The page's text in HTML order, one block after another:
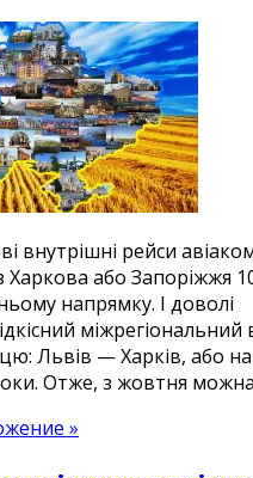
Нові
і
дешеві:
авіаквитки
Львів
—
Харків
1300₴,
Запоріжжя
або
Харкова
до
Києва
1000₴
внутрішні рейси
Харкова або Запоріжжя
напрямку. І доволі
міжрегіональний
Львів — Харків, або
Отже, з жовтня можна
»